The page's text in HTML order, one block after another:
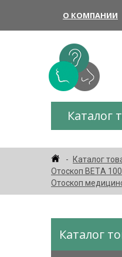
О КОМПАНИИ
Каталог
Каталог
Отоскоп ВЕТA
Отоскоп
Каталог